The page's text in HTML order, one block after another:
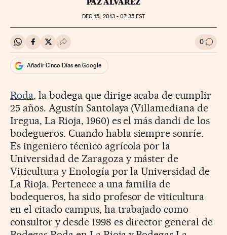
PAZ ÁLVAREZ
DEC 15, 2013 - 07:35EST
Compartir en Whatsapp
Compartir en Facebook
Compartir en Twitter
Desplegar Redes Sociales 0 Ir a
Añadir Cinco Días en Google
Roda, la bodega que dirige acaba de cumplir
25 años. Agustín Santolaya (Villamediana de
Iregua, La Rioja, 1960) es el más dandi de los
bodegueros. Cuando habla siempre sonríe.
Es ingeniero técnico agrícola por la
Universidad de Zaragoza y máster de
Viticultura y Enología por la Universidad de
La Rioja. Pertenece a una familia de
bodequeros, ha sido profesor de viticultura
en el citado campus, ha trabajado como
consultor y desde 1998 es director general de